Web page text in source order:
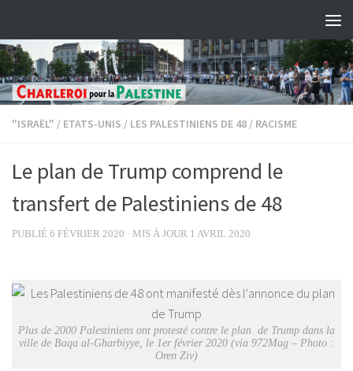
"ISRAËL" / ETATS-UNIS / LES PALESTINIENS DE 48 / RACISME
Le plan de Trump comprend le
transfert de Palestiniens de 48
PUBLIÉ 6 FÉVRIER 2020 · MIS À JOUR 1 AVRIL 2020
Plus de 2000 Palestiniens ont protesté contre le plan de Trump dans la
ville de Baqa al-Gharbiyye, le 1er février 2020 (via 972Mag – Photo :
Oren Ziv)